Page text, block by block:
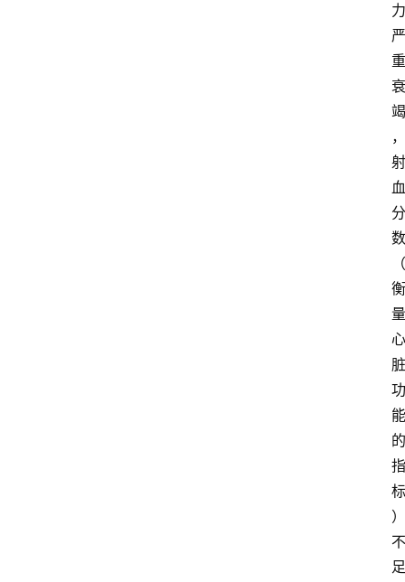
力
严
重
衰
竭
，
射
血
分
数
（
衡
量
心
脏
功
能
的
指
标
）
不
足